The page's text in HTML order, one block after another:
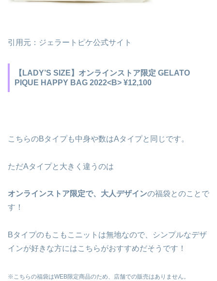
引用元：ジェラートピケ公式サイト
【LADY’S SIZE】オンラインストア限定 GELATO
PIQUE HAPPY BAG 2022<B> ¥12,100
こちらのBタイプも中身や数はAタイプと同じです。
ただAタイプと大きく違うのは
オンラインストア限定で、大人デザインの福袋とのことで
す！
Bタイプのもこもこニットは無地なので、シンプルなデザ
インが好きな方にはこちらがおすすめだそうです！
※こちらの福袋はWEB限定商品のため、店舗での販売はありません。